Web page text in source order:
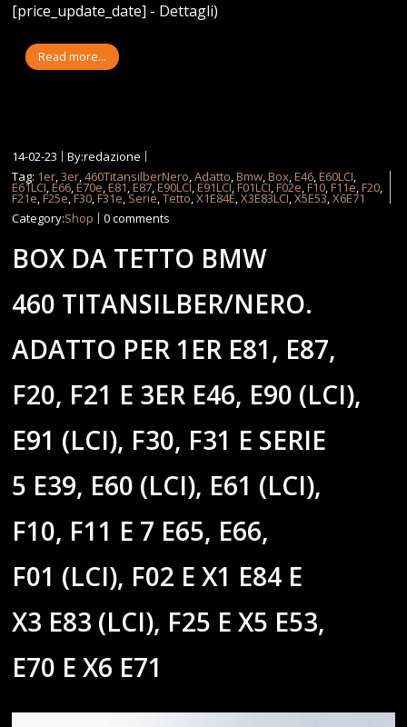
[price_update_date] - Dettagli)
Read more...
14-02-23
By:redazione
Tag: 1er,3er,460TitansilberNero,Adatto,Bmw,Box,E46,E60LCI,
E61LCI,E66,E70e,E81,E87,E90LCI,E91LCI,F01LCI,F02e,F10,F11e,F20,
F21e,F25e,F30,F31e,Serie,Tetto,X1E84E,X3E83LCI,X5E53,X6E71
Category:Shop 0 comments
BOX DA TETTO BMW
460 TITANSILBER/NERO.
ADATTO PER 1ER E81, E87,
F20, F21 E 3ER E46, E90 (LCI),
E91 (LCI), F30, F31 E SERIE
5 E39, E60 (LCI), E61 (LCI),
F10, F11 E 7 E65, E66,
F01 (LCI), F02 E X1 E84 E
X3 E83 (LCI), F25 E X5 E53,
E70 E X6 E71